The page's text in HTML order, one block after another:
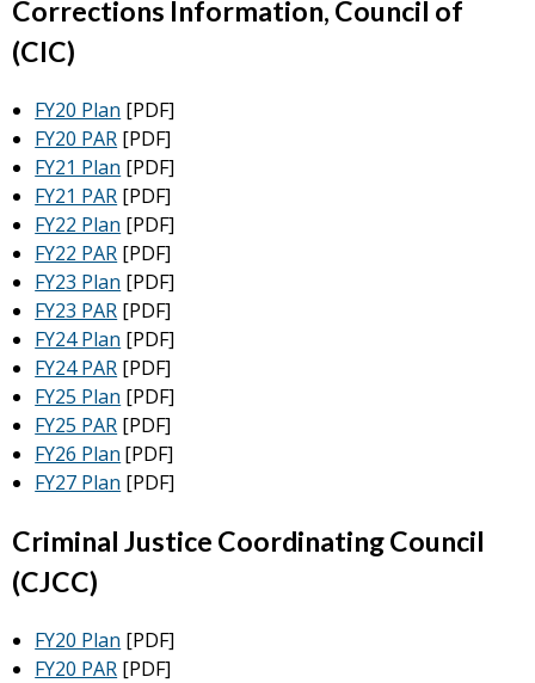
Corrections Information, Council of
(CIC)
FY20 Plan [PDF]
FY20 PAR [PDF]
FY21 Plan [PDF]
FY21 PAR [PDF]
FY22 Plan [PDF]
FY22 PAR [PDF]
FY23 Plan [PDF]
FY23 PAR [PDF]
FY24 Plan [PDF]
FY24 PAR [PDF]
FY25 Plan [PDF]
FY25 PAR [PDF]
FY26 Plan [PDF]
FY27 Plan [PDF]
Criminal Justice Coordinating Council
(CJCC)
FY20 Plan [PDF]
FY20 PAR [PDF]